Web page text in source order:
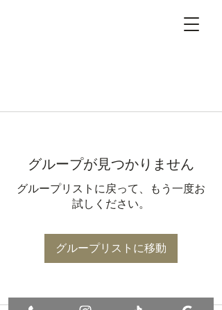
グループが見つかりません
グループリストに戻って、もう一度お
試しください。
グループリストに移動